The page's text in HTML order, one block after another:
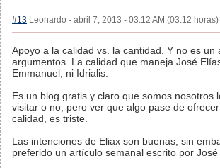
#13 Leonardo - abril 7, 2013 - 03:12 AM (03:12 horas)
Apoyo a la calidad vs. la cantidad. Y no es un
argumentos. La calidad que maneja José
Emmanuel, ni Idrialis.
Es un blog gratis y claro que somos nosotros
visitar o no, pero ver que algo pase de
calidad, es triste.
Las intenciones de Eliax son buenas, sin
preferido un artículo semanal escrito por José